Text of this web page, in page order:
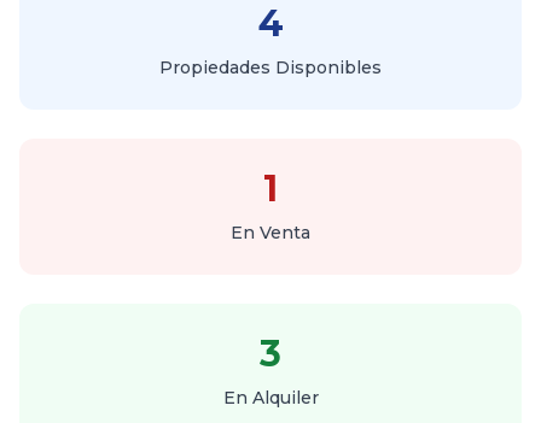
4
Propiedades Disponibles
1
En Venta
3
En Alquiler